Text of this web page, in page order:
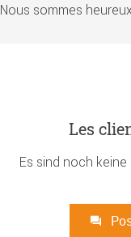
Nous sommes
Les
Es sind noch